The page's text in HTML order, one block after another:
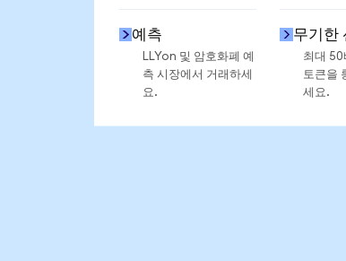
예측
LLYon 및 암호화폐 예
측 시장에서 거래하세
요.
무기한
최대 50
토큰을
세요.